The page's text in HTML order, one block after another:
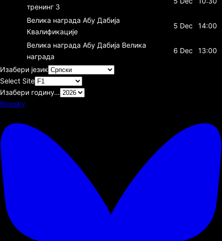
тренинг 3
Велика награда Абу Дабија
Квалификације
5 Dec 14:00
Велика награда Абу Дабија Велика
награда
6 Dec 13:00
Изабери језик
Select Site
Изабери годину…
Bluesky